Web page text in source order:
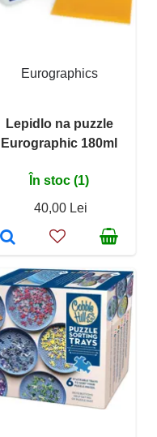
Eurographics
Lepidlo na puzzle
Eurographic 180ml
În stoc (1)
40,00 Lei